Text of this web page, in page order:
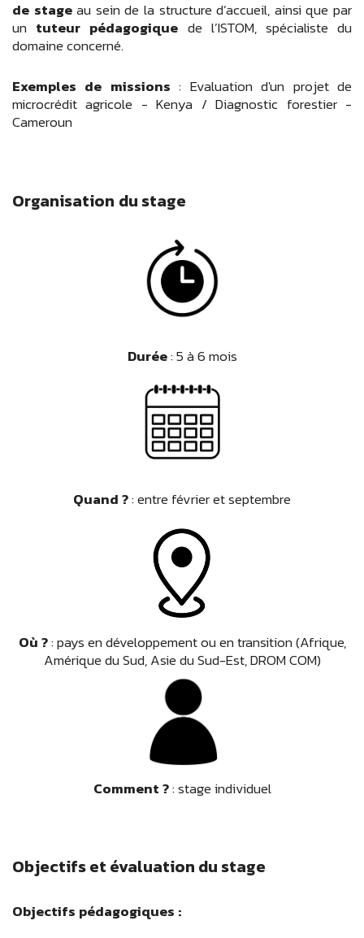
de stageau sein de la structure d’accueil, ainsi que par
un tuteur pédagogique de l’ISTOM, spécialiste du
domaine concerné.
Exemples de missions : Evaluation d'un projet de
microcrédit agricole - Kenya / Diagnostic forestier -
Cameroun
Organisation du stage
Durée: 5 à 6 mois
Quand ?: entre février et septembre
Où ?: pays en développement ou en transition (Afrique,
Amérique du Sud, Asie du Sud-Est, DROM COM)
Comment ?: stage individuel
Objectifs et évaluation du stage
Objectifs pédagogiques :